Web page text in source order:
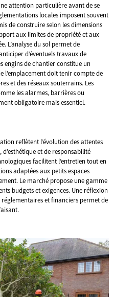
attention particulière avant de se
locales imposent souvent
de construire selon les dimensions
aux limites de propriété et aux
L’analyse du sol permet de
d’éventuels travaux de
engins de chantier constitue un
l’emplacement doit tenir compte de
et des réseaux souterrains. Les
les alarmes, barrières ou
obligatoire mais essentiel.
reflètent l’évolution des attentes
et de responsabilité
facilitent l’entretien tout en
adaptées aux petits espaces
Le marché propose une gamme
budgets et exigences. Une réflexion
et financiers permet de